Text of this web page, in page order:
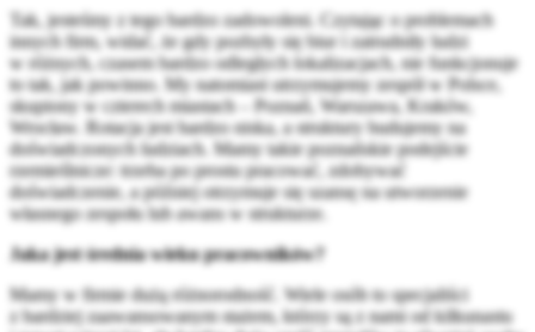
Tak, jesteśmy z tego bardzo zadowoleni. Czytając o problemach
innych firm, widać, że gdy pozbyły się biur i zatrudniły ludzi
w różnych, czasem bardzo odległych lokalizacjach, nie funkcjonuje
to tak, jak powinno. My natomiast utrzymujemy zespół w Polsce,
skupiony w czterech miastach – Poznań, Warszawa, Kraków,
Wrocław. Rotacja jest bardzo niska, a struktury budujemy na
doświadczonych ludziach. Mamy takie poznańskie podejście
rzemieślnicze: trzeba po prostu pracować, zdobywać
doświadczenie, a później otrzymuje się szansę na utworzenie
własnego zespołu lub awans w strukturze.
Jaka jest średnia wieku pracowników?
Mamy w firmie dużą różnorodność. Wiele osób to specjaliści
z bardziej zaawansowanym stażem, którzy są z nami od kilkunastu